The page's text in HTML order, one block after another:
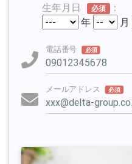
生年月日 必須
：
年
月
電話番号 必須
メールアドレス 必須